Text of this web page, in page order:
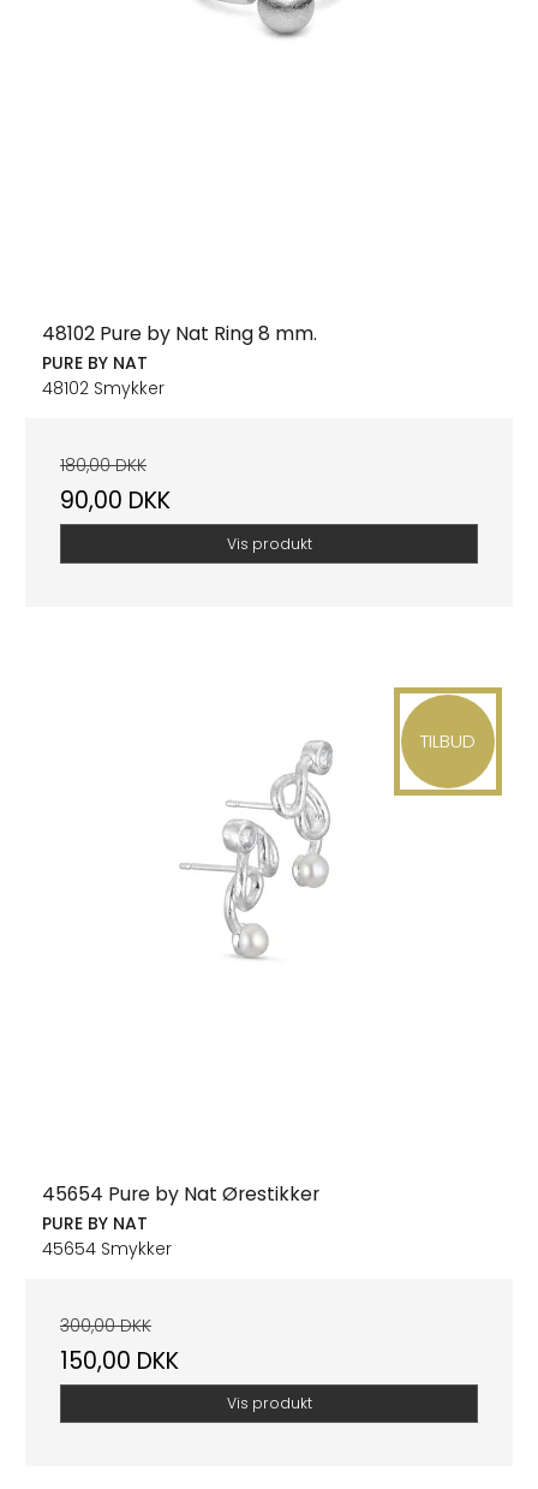
48102 Pure by Nat Ring 8 mm.
PURE BY NAT
48102 Smykker
180,00 DKK
90,00 DKK
Vis produkt
TILBUD
45654 Pure by Nat Ørestikker
PURE BY NAT
45654 Smykker
300,00 DKK
150,00 DKK
Vis produkt